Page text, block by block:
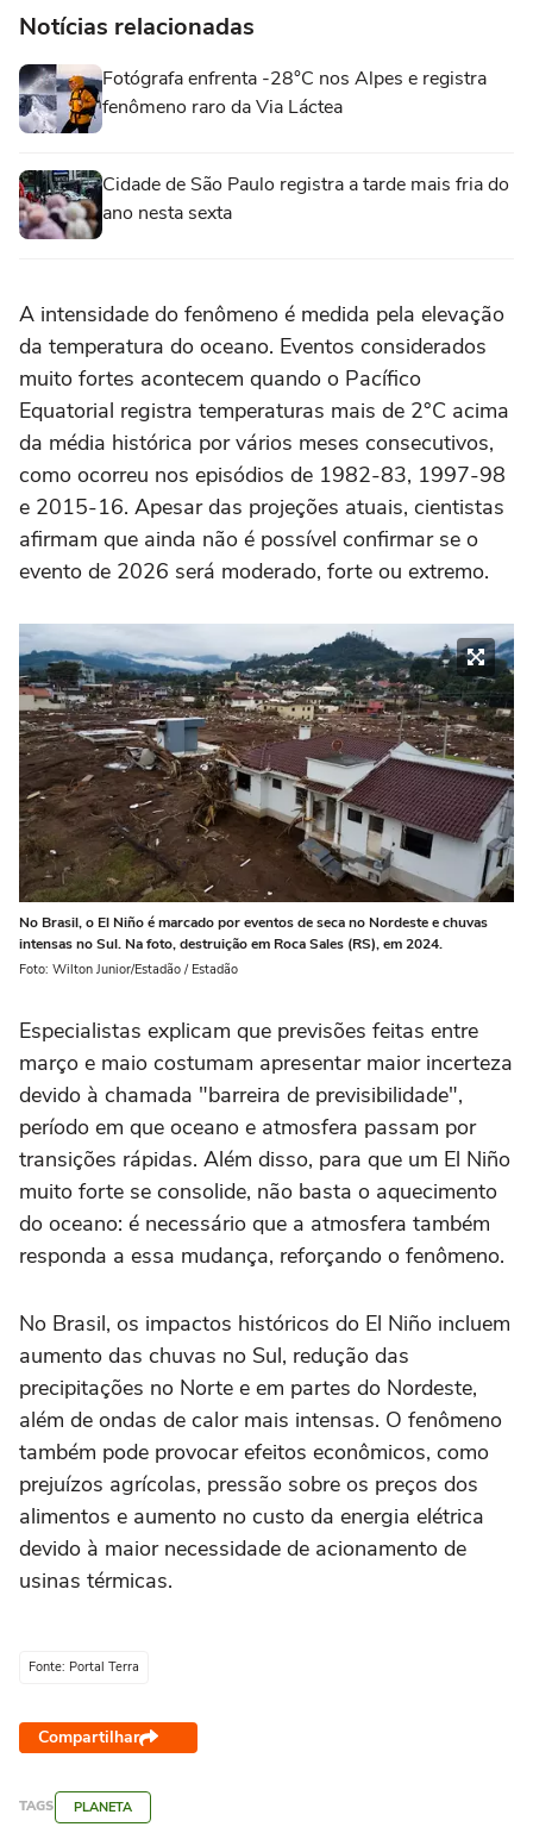
Notícias relacionadas
Fotógrafa enfrenta -28°C nos Alpes e registra
fenômeno raro da Via Láctea
Cidade de São Paulo registra a tarde mais fria do
ano nesta sexta
A intensidade do fenômeno é medida pela elevação
da temperatura do oceano. Eventos considerados
muito fortes acontecem quando o Pacífico
Equatorial registra temperaturas mais de 2°C acima
da média histórica por vários meses consecutivos,
como ocorreu nos episódios de 1982-83, 1997-98
e 2015-16. Apesar das projeções atuais, cientistas
afirmam que ainda não é possível confirmar se o
evento de 2026 será moderado, forte ou extremo.
No Brasil, o El Niño é marcado por eventos de seca no Nordeste e chuvas
intensas no Sul. Na foto, destruição em Roca Sales (RS), em 2024.
Foto: Wilton Junior/Estadão / Estadão
Especialistas explicam que previsões feitas entre
março e maio costumam apresentar maior incerteza
devido à chamada "barreira de previsibilidade",
período em que oceano e atmosfera passam por
transições rápidas. Além disso, para que um El Niño
muito forte se consolide, não basta o aquecimento
do oceano: é necessário que a atmosfera também
responda a essa mudança, reforçando o fenômeno.
No Brasil, os impactos históricos do El Niño incluem
aumento das chuvas no Sul, redução das
precipitações no Norte e em partes do Nordeste,
além de ondas de calor mais intensas. O fenômeno
também pode provocar efeitos econômicos, como
prejuízos agrícolas, pressão sobre os preços dos
alimentos e aumento no custo da energia elétrica
devido à maior necessidade de acionamento de
usinas térmicas.
Fonte: Portal Terra
Compartilhar
TAGS PLANETA